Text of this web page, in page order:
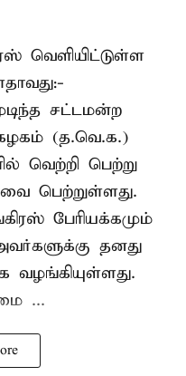
வெளியிட்டுள்ள
சட்டமன்ற
(த.வெ.க.)
வெற்றி பெற்று
பெற்றுள்ளது.
பேரியக்கமும்
தனது
வழங்கியுள்ளது.
...